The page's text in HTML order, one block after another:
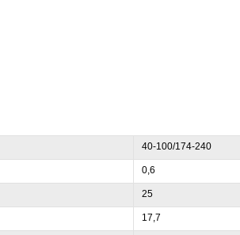
40-100/174-240
0,6
25
17,7